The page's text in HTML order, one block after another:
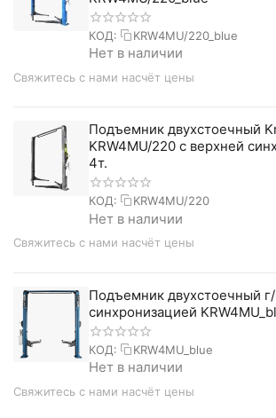
КОД: KRW4MU/220_blue
Нет в наличии
Свяжитесь с нами насчёт цены
Подъемник двухстоечный
KRW4MU/220 с верхней
4т.
КОД: KRW4MU/220
Нет в наличии
Свяжитесь с нами насчёт цены
Подъемник двухстоечный
синхронизацией
КОД: KRW4MU_blue
Нет в наличии
Свяжитесь с нами насчёт цены